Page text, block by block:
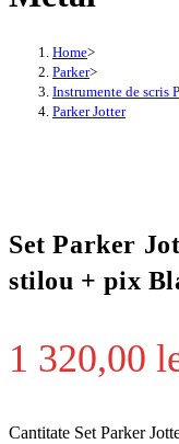
Home>
Parker>
Instrumente de scris
Parker Jotter
Set Parker
stilou + pix
1 320,00
Cantitate Set Parker